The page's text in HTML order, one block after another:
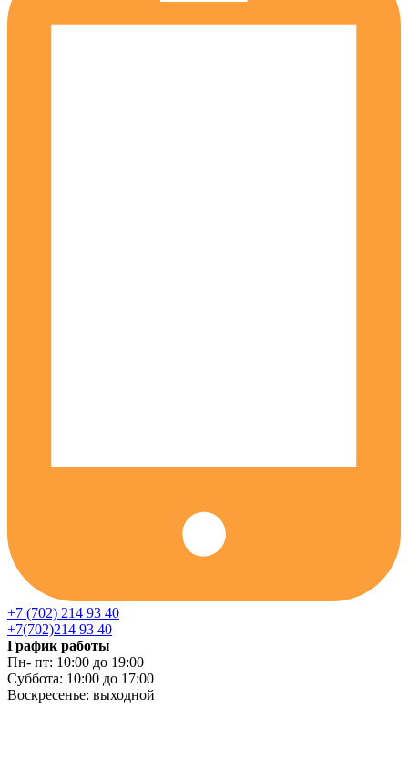
+7 (702) 214 93 40
+7(702)214 93 40
График работы
Пн- пт: 10:00 до 19:00
Суббота: 10:00 до 17:00
Воскресенье: выходной